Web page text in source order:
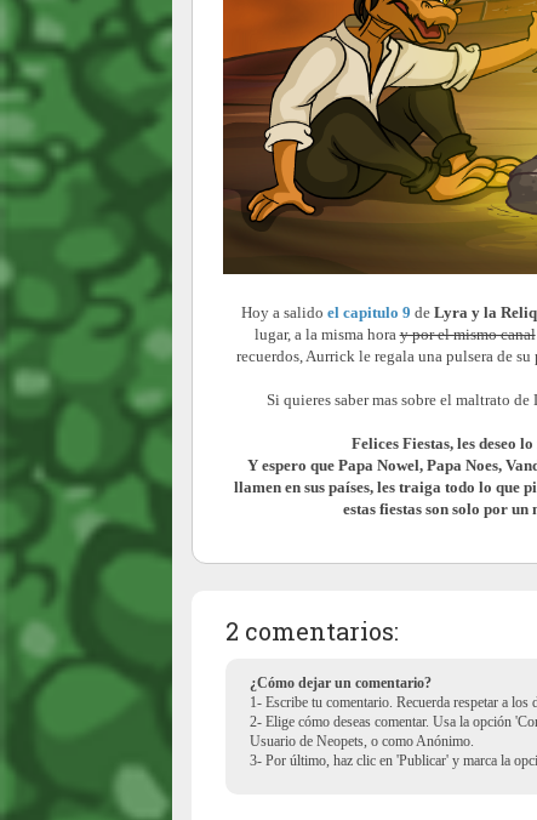
Hoy a salido el capitulo 9 de Lyra y la
lugar, a la misma horay por el mismo canal
recuerdos, Aurrick le regala una pulsera de
Si quieres saber mas sobre el maltrato
Felices Fiestas, les deseo
Y espero que Papa Nowel, Papa Noes,
llamen en suspaíses, les traiga todo lo que
estas fiestas son solo por un
2 comentarios:
¿Cómo dejar un comentario?
1- Escribe tu comentario. Recuerda respetar a los
2- Elige cómo deseas comentar. Usa la opción
Usuario de Neopets, o como Anónimo.
3- Por último, haz clic en 'Publicar' y marca la